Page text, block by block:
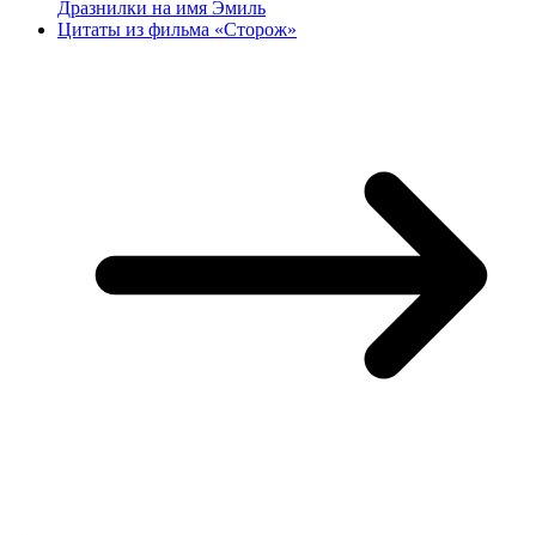
Дразнилки на имя Эмиль
Цитаты из фильма «Сторож»